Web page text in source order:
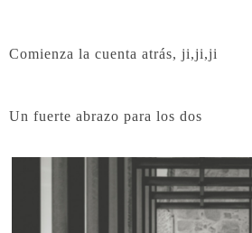
Comienza la cuenta atrás, ji,ji,ji
Un fuerte abrazo para los dos